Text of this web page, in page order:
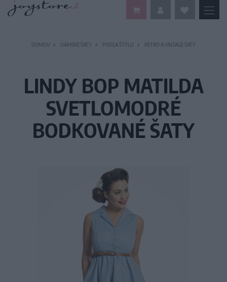
DOMOV DÁMSKE ŠATY PODĽA ŠTÝLU RETRO A VINTAGE ŠATY
LINDY BOP MATILDA
SVETLOMODRÉ
BODKOVANÉ ŠATY